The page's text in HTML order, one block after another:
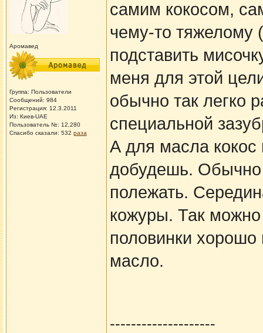
Аромавед
Группа: Пользователи
Сообщений: 984
Регистрация: 12.3.2011
Из: Киев-UAE
Пользователь №: 12,280
Спасибо сказали: 532 раза
самим кокосом,
чему-то тяжелому
подставить
меня для этой
обычно так легко
специальной
А для масла кокос
добудешь. Обычно
полежать.
кожуры. Так можно
половинки
масло.
--------------------